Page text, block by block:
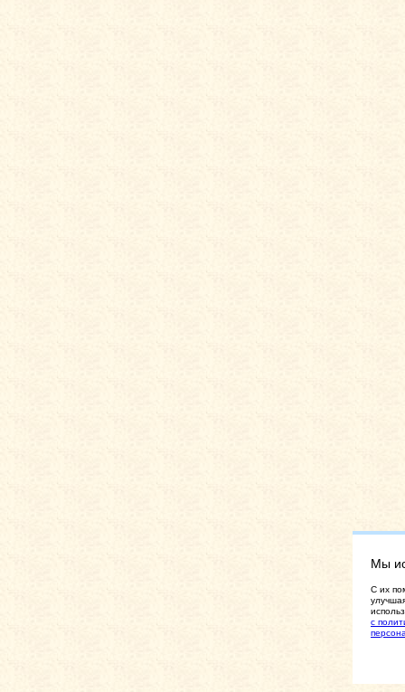
Мы
C их
с